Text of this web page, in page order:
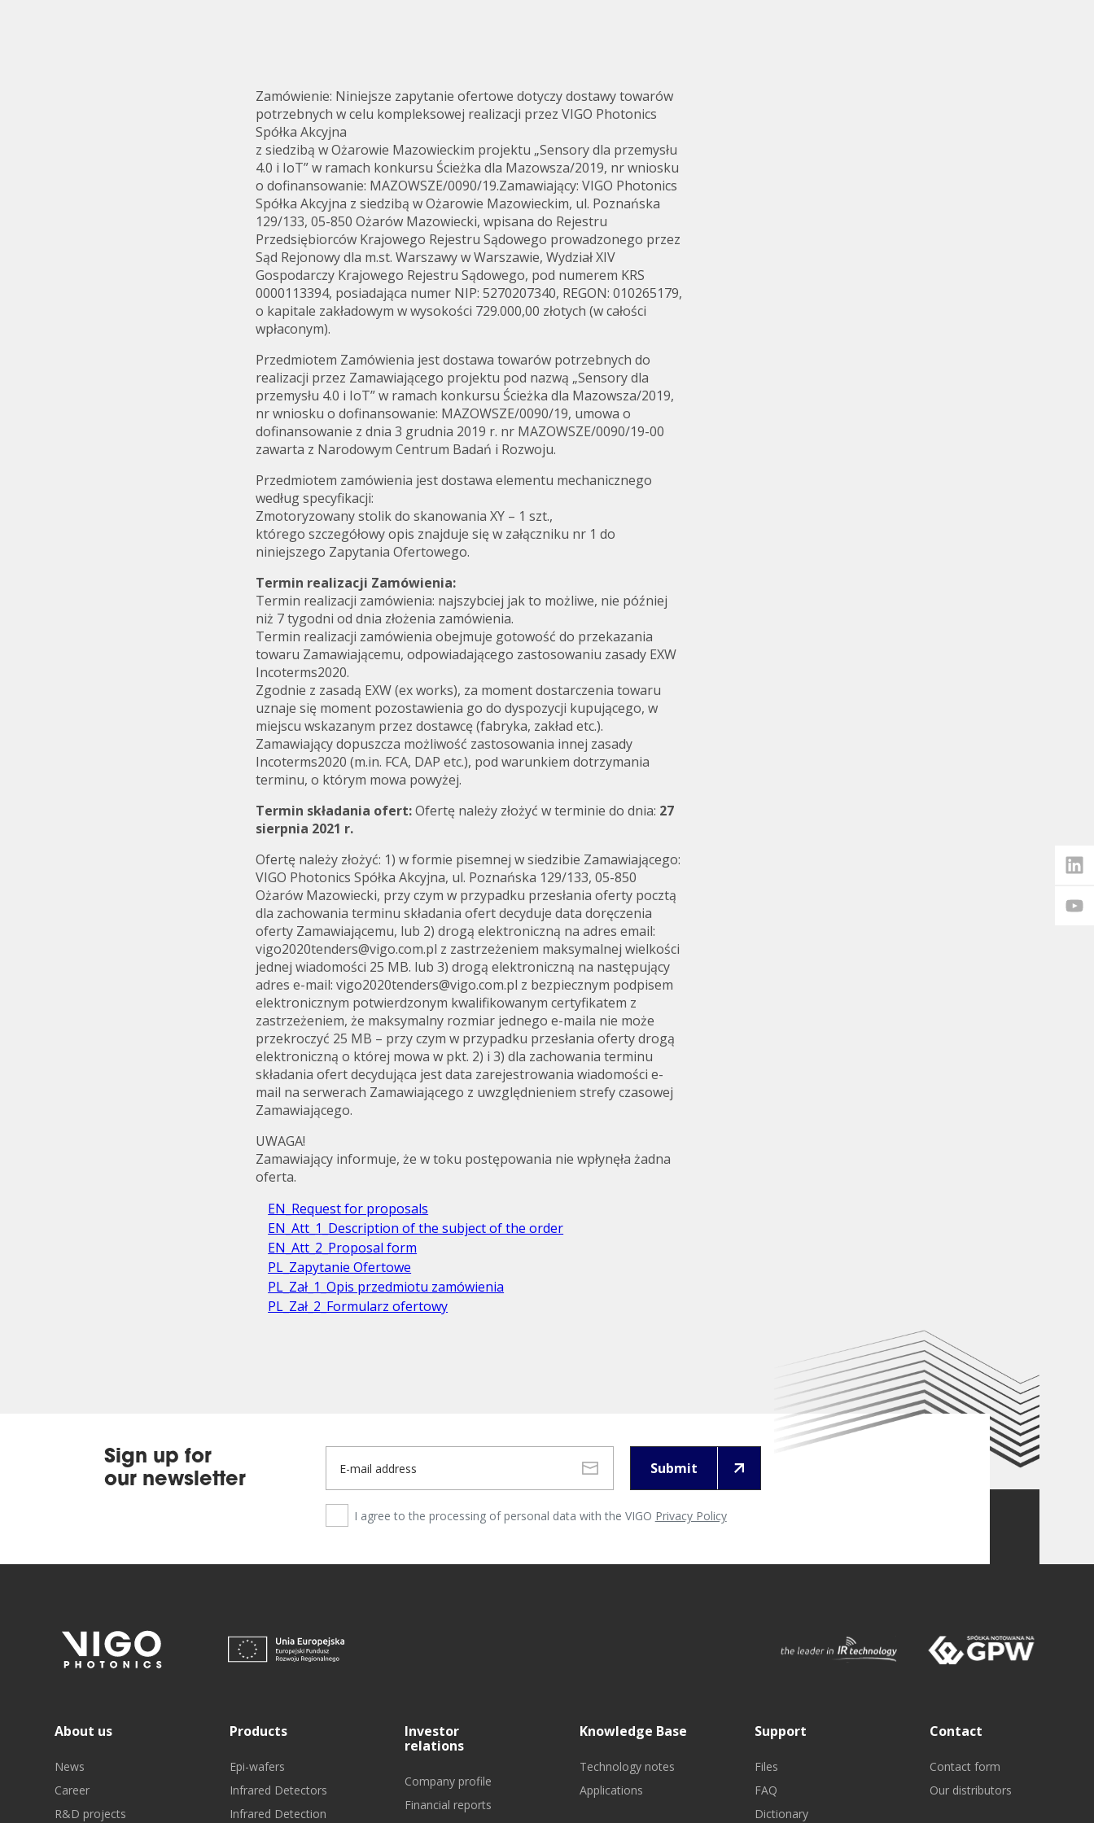
Quality
Collaboration and
Media
Zamówienie: Niniejsze zapytanie ofertowe dotyczy dostawy towarów
potrzebnych w celu kompleksowej realizacji przez VIGO Photonics
Spółka Akcyjna
z siedzibą w Ożarowie Mazowieckim projektu „Sensory dla przemysłu
4.0 i IoT” w ramach konkursu Ścieżka dla Mazowsza/2019, nr wniosku
o dofinansowanie: MAZOWSZE/0090/19.Zamawiający: VIGO Photonics
Spółka Akcyjna z siedzibą w Ożarowie Mazowieckim, ul. Poznańska
129/133, 05-850 Ożarów Mazowiecki, wpisana do Rejestru
Przedsiębiorców Krajowego Rejestru Sądowego prowadzonego przez
Sąd Rejonowy dla m.st. Warszawy w Warszawie, Wydział XIV
Gospodarczy Krajowego Rejestru Sądowego, pod numerem KRS
0000113394, posiadająca numer NIP: 5270207340, REGON: 010265179,
o kapitale zakładowym w wysokości 729.000,00 złotych (w całości
wpłaconym).
Przedmiotem Zamówienia jest dostawa towarów potrzebnych do
realizacji przez Zamawiającego projektu pod nazwą „Sensory dla
przemysłu 4.0 i IoT” w ramach konkursu Ścieżka dla Mazowsza/2019,
nr wniosku o dofinansowanie: MAZOWSZE/0090/19, umowa o
dofinansowanie z dnia 3 grudnia 2019 r. nr MAZOWSZE/0090/19-00
zawarta z Narodowym Centrum Badań i Rozwoju.
Przedmiotem zamówienia jest dostawa elementu mechanicznego
według specyfikacji:
Zmotoryzowany stolik do skanowania XY – 1 szt.,
którego szczegółowy opis znajduje się w załączniku nr 1 do
niniejszego Zapytania Ofertowego.
Termin realizacji Zamówienia:
Termin realizacji zamówienia: najszybciej jak to możliwe, nie później
niż 7 tygodni od dnia złożenia zamówienia.
Termin realizacji zamówienia obejmuje gotowość do przekazania
towaru Zamawiającemu, odpowiadającego zastosowaniu zasady EXW
Incoterms2020.
Zgodnie z zasadą EXW (ex works), za moment dostarczenia towaru
uznaje się moment pozostawienia go do dyspozycji kupującego, w
miejscu wskazanym przez dostawcę (fabryka, zakład etc.).
Zamawiający dopuszcza możliwość zastosowania innej zasady
Incoterms2020 (m.in. FCA, DAP etc.), pod warunkiem dotrzymania
terminu, o którym mowa powyżej.
Termin składania ofert:Ofertę należy złożyć w terminie do dnia: 27
sierpnia 2021 r.
Ofertę należy złożyć: 1) w formie pisemnej w siedzibie Zamawiającego:
VIGO Photonics Spółka Akcyjna, ul. Poznańska 129/133, 05-850
Ożarów Mazowiecki, przy czym w przypadku przesłania oferty pocztą
dla zachowania terminu składania ofert decyduje data doręczenia
oferty Zamawiającemu, lub 2) drogą elektroniczną na adres email:
vigo2020tenders@vigo.com.pl z zastrzeżeniem maksymalnej wielkości
jednej wiadomości 25 MB. lub 3) drogą elektroniczną na następujący
adres e-mail: vigo2020tenders@vigo.com.pl z bezpiecznym podpisem
elektronicznym potwierdzonym kwalifikowanym certyfikatem z
zastrzeżeniem, że maksymalny rozmiar jednego e-maila nie może
przekroczyć 25 MB – przy czym w przypadku przesłania oferty drogą
elektroniczną o której mowa w pkt. 2) i 3) dla zachowania terminu
składania ofert decydująca jest data zarejestrowania wiadomości e-
mail na serwerach Zamawiającego z uwzględnieniem strefy czasowej
Zamawiającego.
UWAGA!
Zamawiający informuje, że w toku postępowania nie wpłynęła żadna
oferta.
EN_Request for proposals
EN_Att_1_Description of the subject of the order
EN_Att_2_Proposal form
PL_Zapytanie Ofertowe
PL_Zał_1_Opis przedmiotu zamówienia
PL_Zał_2_Formularz ofertowy
Sign up for
our newsletter
Submit
I agree to the processing of personal data with the VIGO Privacy Policy
About us
News
Career
R&D projects
Products
Epi-wafers
Infrared Detectors
Infrared Detection
Investor
relations
Company profile
Financial reports
Knowledge Base
Technology notes
Applications
Support
Files
FAQ
Dictionary
Contact
Contact form
Our distributors